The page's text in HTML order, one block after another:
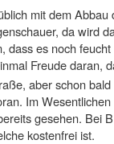
mit dem
da wird
es noch
Freude daran,
aber schon
Im
gesehen. Bei
kostenfrei ist.